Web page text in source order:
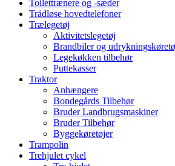
Toilettrænere og -sæder
Trådløse hovedtelefoner
Trælegetøj
Aktivitetslegetøj
Brandbiler og
Legekøkken tilbehør
Puttekasser
Traktor
Anhængere
Bondegårds Tilbehør
Bruder Landbrugsmaskiner
Bruder Tilbehør
Byggekøretøjer
Trampolin
Trehjulet cykel